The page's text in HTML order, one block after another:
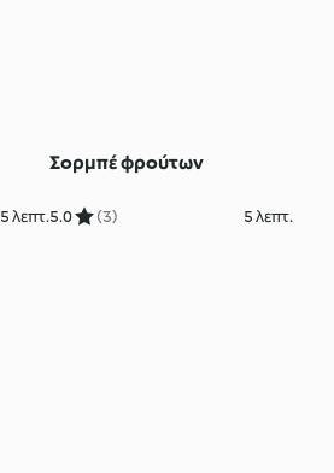
5 λεπτ.
Σορμπέ φρούτων
5.0 (3) 5 λεπτ.